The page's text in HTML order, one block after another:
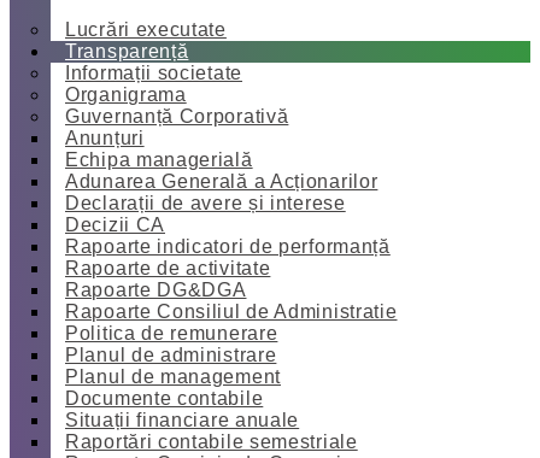
Lucrări executate
Transparență
Informații societate
Organigrama
Guvernanță Corporativă
Anunțuri
Echipa managerială
Adunarea Generală a Acționarilor
Declarații de avere și interese
Decizii CA
Rapoarte indicatori de performanță
Rapoarte de activitate
Rapoarte DG&DGA
Rapoarte Consiliul de Administratie
Politica de remunerare
Planul de administrare
Planul de management
Documente contabile
Situații financiare anuale
Raportări contabile semestriale